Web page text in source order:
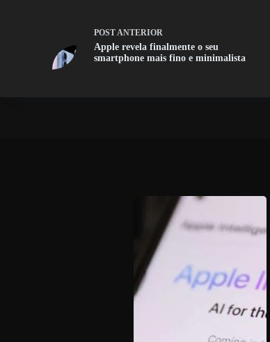
POSTANTERIOR
Apple revela finalmente o seu
smartphone mais fino e minimalista